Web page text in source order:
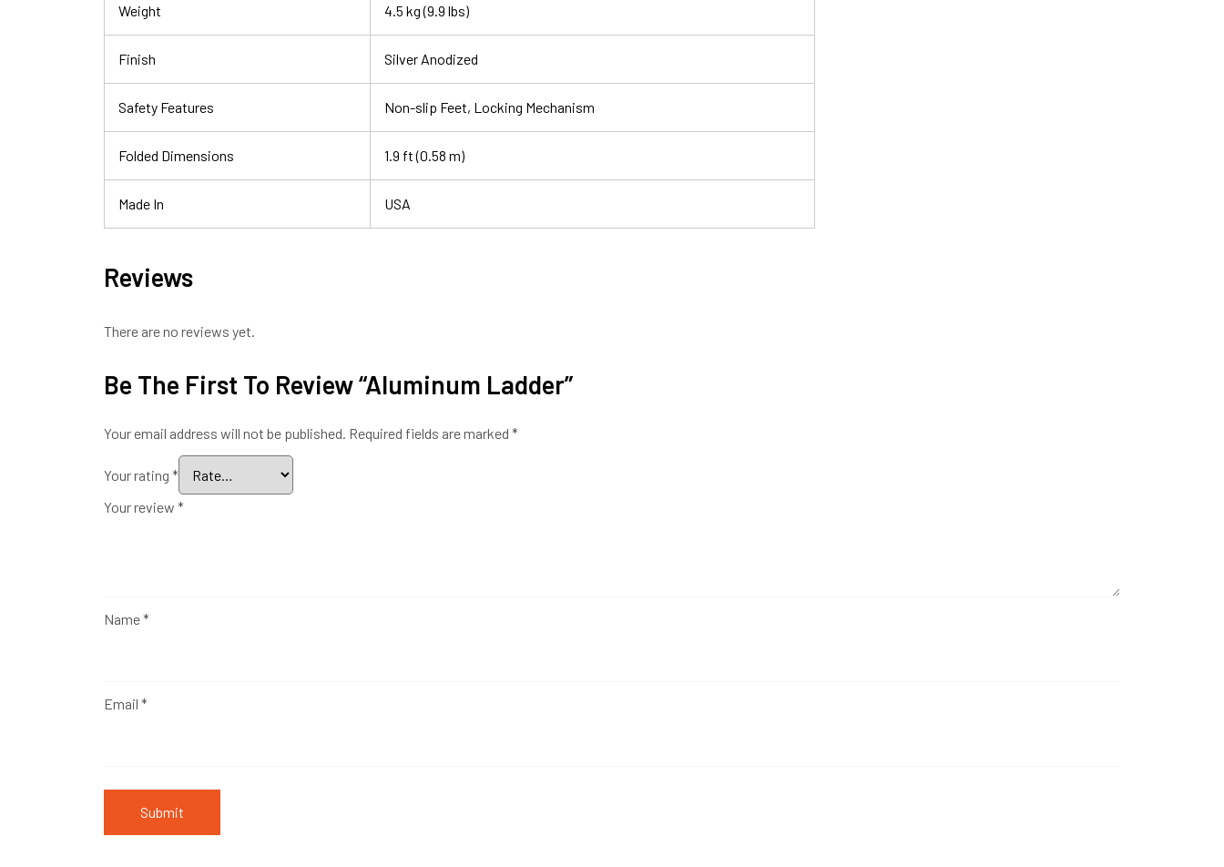
Weight 4.5 kg (9.9 lbs)
Finish Silver Anodized
Safety Features Non-slip Feet, Locking Mechanism
Folded Dimensions 1.9 ft (0.58 m)
Made In USA
Reviews
There are no reviews yet.
Be The First To Review “Aluminum Ladder”
Your email address will not be published. Required fields are marked *
Your rating *
Your review *
Name*
Email *